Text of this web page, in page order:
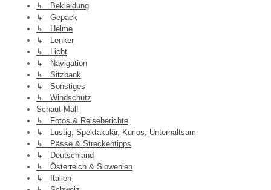
↳ Bekleidung
↳ Gepäck
↳ Helme
↳ Lenker
↳ Licht
↳ Navigation
↳ Sitzbank
↳ Sonstiges
↳ Windschutz
Schaut Mal!
↳ Fotos & Reiseberichte
↳ Lustig, Spektakulär, Kurios, Unterhaltsam
↳ Pässe & Streckentipps
↳ Deutschland
↳ Österreich & Slowenien
↳ Italien